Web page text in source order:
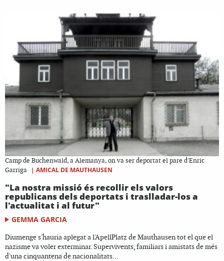
Camp de Buchenwald, a Alemanya, on va ser deportat el pare d'Enric
Garriga
| AMICAL DE MAUTHAUSEN
"La nostra missió és recollir els valors
republicans dels deportats i traslladar-los a
l'actualitat i al futur"
GEMMA GARCIA
Diumenge s'hauria aplegat a l'ApellPlatz de Mauthausen tot el que el
nazisme va voler exterminar. Supervivents, familiars i amistats de més
d'una cinquantena de nacionalitats...